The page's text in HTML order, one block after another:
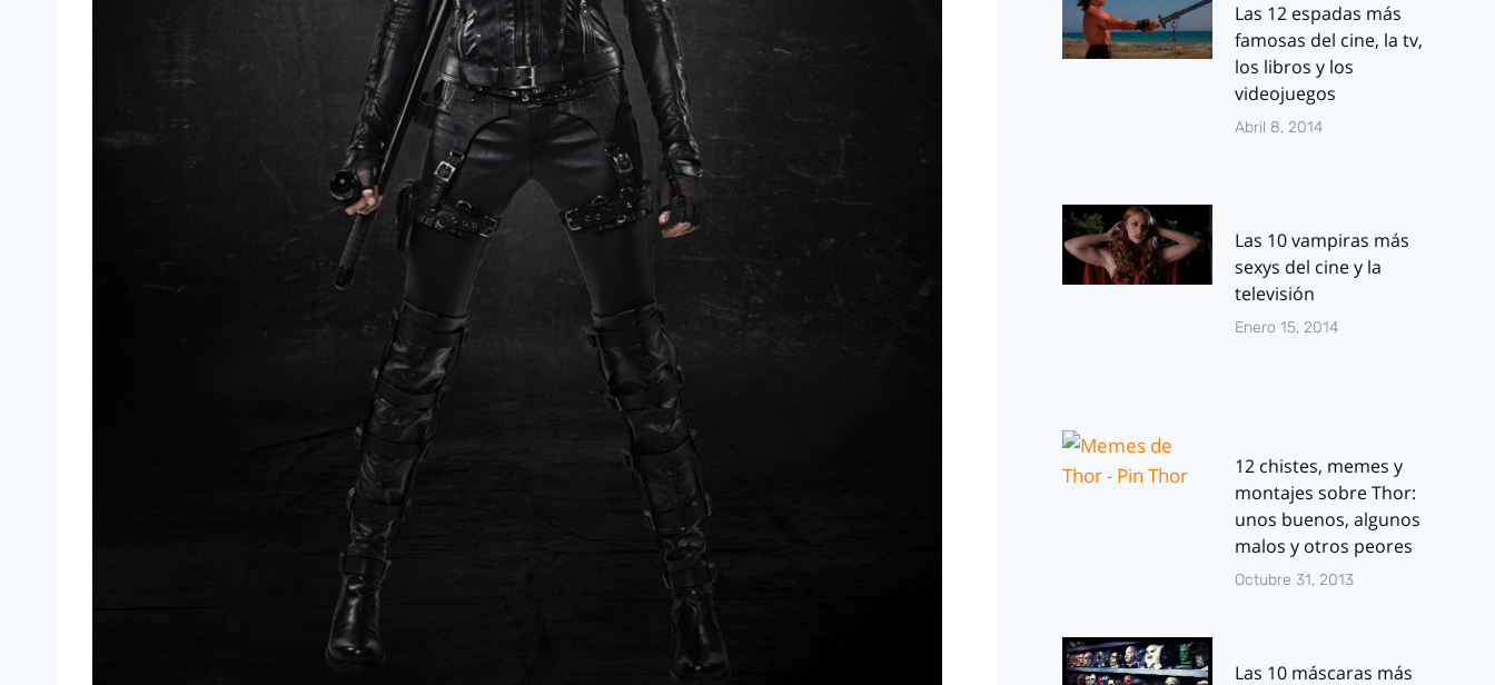
Las 12 espadas más
famosas del cine, la tv,
los libros y los
videojuegos
Abril 8, 2014
Las 10 vampiras más
sexys del cine y la
televisión
Enero 15, 2014
12 chistes, memes y
montajes sobre Thor:
unos buenos, algunos
malos y otros peores
Octubre 31, 2013
Las 10 máscaras más